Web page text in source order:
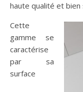
haute qualité et bien
Cette
gamme se
caractérise
par sa
surface